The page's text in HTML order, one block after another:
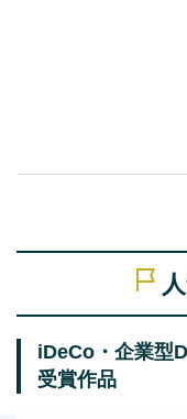
iDeCo・企業型
受賞作品